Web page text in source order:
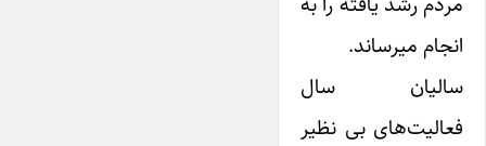
انجام میرساند.
سالیان سال
فعالیت‌های بی نظیر